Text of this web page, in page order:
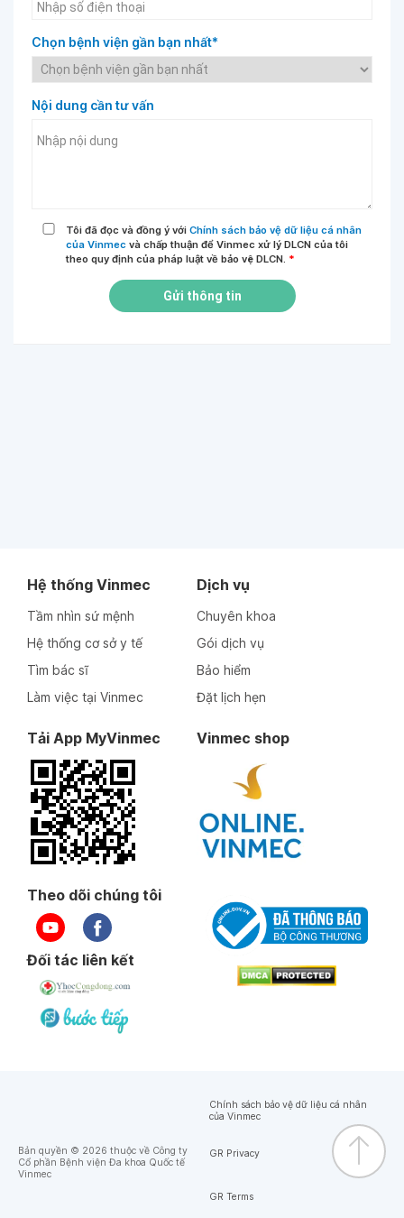
Chọn bệnh viện gần bạn nhất*
Nội dung cần tư vấn
Tôi đã đọc và đồng ý với Chính sách bảo vệ dữ liệu cá nhân
của Vinmec và chấp thuận để Vinmec xử lý DLCN của tôi
theo quy định của pháp luật về bảo vệ DLCN. *
Gửi thông tin
Hệ thống Vinmec
Tầm nhìn sứ mệnh
Hệ thống cơ sở y tế
Tìm bác sĩ
Làm việc tại Vinmec
Dịch vụ
Chuyên khoa
Gói dịch vụ
Bảo hiểm
Đặt lịch hẹn
Tải App MyVinmec Vinmec shop
Theo dõi chúng tôi
Đối tác liên kết
Bản quyền © 2026 thuộc về Công ty
Cổ phần Bệnh viện Đa khoa Quốc tế
Vinmec
Chính sách bảo vệ dữ liệu cá nhân
của Vinmec
GR Privacy
GR Terms